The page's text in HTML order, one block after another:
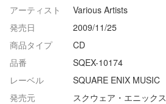
アーティスト
Various Artists
発売日
2009/11/25
商品タイプ
CD
品番
SQEX-10174
レーベル
SQUARE ENIX MUSIC
発売元
スクウェア・エニックス